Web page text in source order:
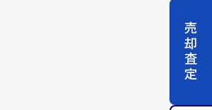
売却査定